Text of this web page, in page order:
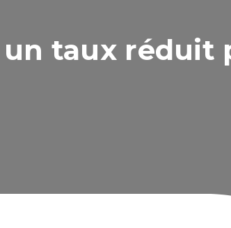
un taux réduit